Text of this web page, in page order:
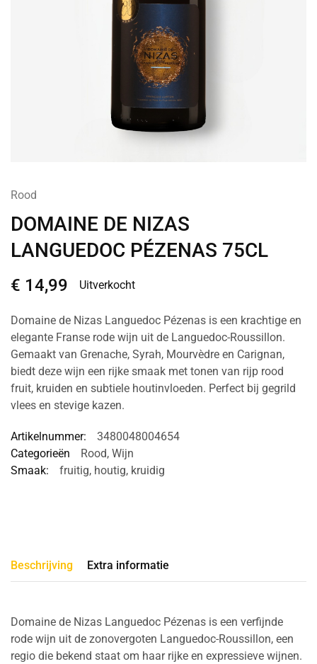
Rood
DOMAINE DE NIZAS
LANGUEDOC PÉZENAS 75CL
€ 14,99 Uitverkocht
Domaine de Nizas Languedoc Pézenas is een krachtige en
elegante Franse rode wijn uit de Languedoc-Roussillon.
Gemaakt van Grenache, Syrah, Mourvèdre en Carignan,
biedt deze wijn een rijke smaak met tonen van rijp rood
fruit, kruiden en subtiele houtinvloeden. Perfect bij gegrild
vlees en stevige kazen.
Artikelnummer:
3480048004654
Categorieën
Rood, Wijn
Smaak:
fruitig, houtig, kruidig
Beschrijving Extra informatie
Domaine de Nizas Languedoc Pézenas is een verfijnde
rode wijn uit de zonovergoten Languedoc-Roussillon, een
regio die bekend staat om haar rijke en expressieve wijnen.